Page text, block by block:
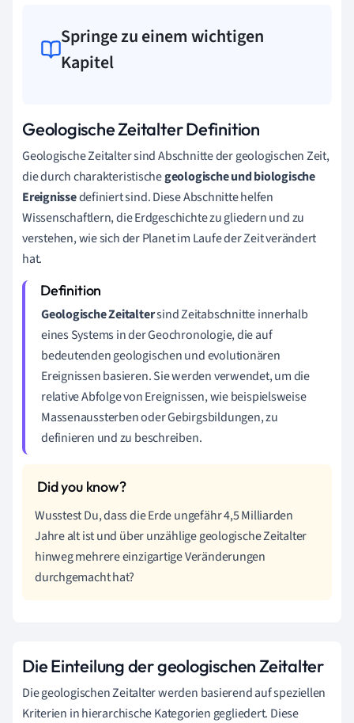
Springe zu einem wichtigen
Kapitel
Geologische Zeitalter Definition
Geologische Zeitalter sind Abschnitte der geologischen Zeit,
die durch charakteristischegeologische und biologische
Ereignissedefiniert sind. Diese Abschnitte helfen
Wissenschaftlern, die Erdgeschichte zu gliedern und zu
verstehen, wie sich der Planet im Laufe der Zeit verändert
hat.
Geologische Zeitaltersind Zeitabschnitte innerhalb
eines Systems in der Geochronologie, die auf
bedeutenden geologischen und evolutionären
Ereignissen basieren. Sie werden verwendet, um die
relative Abfolge von Ereignissen, wie beispielsweise
Massenaussterben oder Gebirgsbildungen, zu
definieren und zu beschreiben.
Wusstest Du, dass die Erde ungefähr 4,5 Milliarden
Jahre alt ist und über unzählige geologische Zeitalter
hinweg mehrere einzigartige Veränderungen
durchgemacht hat?
Die Einteilung der geologischen Zeitalter
Die geologischen Zeitalter werden basierend auf speziellen
Kriterien in hierarchische Kategorien gegliedert. Diese